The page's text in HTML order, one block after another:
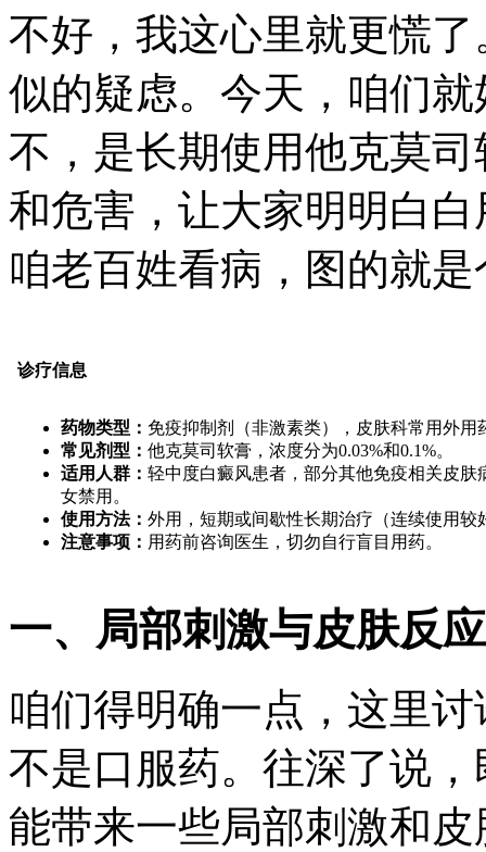
不好，我这心里就更慌
似的疑虑。今天，咱们
不，是长期使用他克莫
和危害，让大家明明白
咱老百姓看病，图的就
诊疗信息
药物类型： 免疫抑制剂（非激素类），皮肤科常用外用
常见剂型： 他克莫司软膏，浓度分为0.03%和0.1%。
适用人群： 轻中度白癜风患者，部分其他免疫相关皮
女禁用。
使用方法： 外用，短期或间歇性长期治疗（连续使用较
注意事项： 用药前咨询医生，切勿自行盲目用药。
一、局部刺激与皮肤反应
咱们得明确一点，这里
不是口服药。往深了说
能带来一些局部刺激和